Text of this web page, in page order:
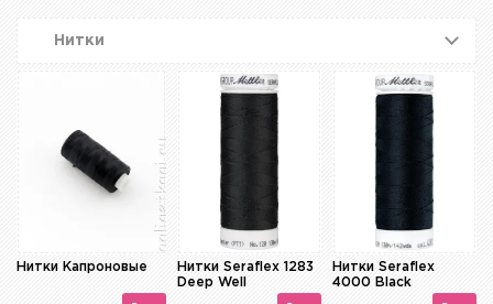
Нитки
Нитки Капроновые
Нитки Seraflex 1283
Deep Well
Нитки Seraflex
4000 Black